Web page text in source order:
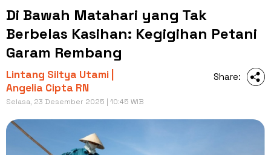
Di Bawah Matahari yang Tak
Berbelas Kasihan: Kegigihan Petani
Garam Rembang
Lintang Siltya Utami |
Angelia Cipta RN
Selasa, 23 Desember 2025 | 10:45 WIB
Share: